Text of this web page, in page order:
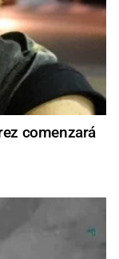
comenzará